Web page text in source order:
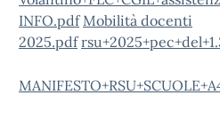
INFO.pdf Mobilità docenti
2025.pdf